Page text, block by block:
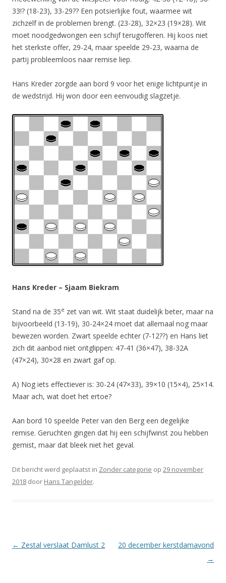
33!? (18-23), 33-29?? Een potsierlijke fout, waarmee wit
zichzelf in de problemen brengt. (23-28), 32×23 (19×28). Wit
moet noodgedwongen een schijf terugofferen. Hij koos niet
het sterkste offer, 29-24, maar speelde 29-23, waarna de
partij probleemloos naar remise liep.
Hans Kreder zorgde aan bord 9 voor het enige lichtpuntje in
de wedstrijd. Hij won door een eenvoudig slagzetje.
Hans Kreder – Sjaam Biekram
Stand na de 35e zet van wit. Wit staat duidelijk beter, maar na
bijvoorbeeld (13-19), 30-24×24 moet dat allemaal nog maar
bewezen worden. Zwart speelde echter (7-12??) en Hans liet
zich dit aanbod niet ontglippen: 47-41 (36×47), 38-32A
(47×24), 30×28 en zwart gaf op.
A) Nog iets effectiever is: 30-24 (47×33), 39×10 (15×4), 25×14.
Maar ach, wat doet het ertoe?
Aan bord 10 speelde Peter van den Berg een degelijke
remise. Geruchten gingen dat hij een schijfwinst zou hebben
gemist, maar dat bleek niet het geval.
Dit bericht werd geplaatst in Zonder categorie op 29 november
2018 door Hans Tangelder.
Berichtnavigatie
← Zestal verslaat Damlust 2
20 december kerstdamavond
→